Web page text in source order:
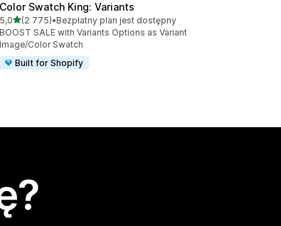
Color Swatch King: Variants
5,0na 5 gwiazdek
(2 775)
Łączna liczba recenzji: 2775
•Bezpłatny plan jest dostępny
BOOST SALE with Variants Options as Variant
Image/Color Swatch
Built for Shopify